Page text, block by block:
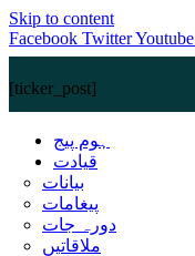
Skip to content
Facebook TwitterYoutube
[ticker_post]
ہوم پیج
قیادت
بیانات
پیغامات
دورہ جات
ملاقاتیں